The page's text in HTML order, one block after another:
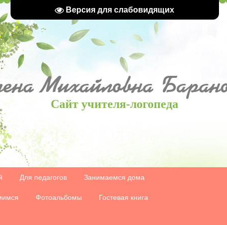
Версия для слабовидящих
Михайловна
Сайт учителя-логопеда
Для педагогов Занимаемся дома
Фотоальбомы Гостевая книга